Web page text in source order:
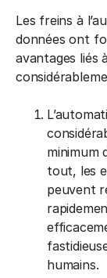
Les freins à
données ont
avantages liés
minimum
tout, les
peuvent
humains.